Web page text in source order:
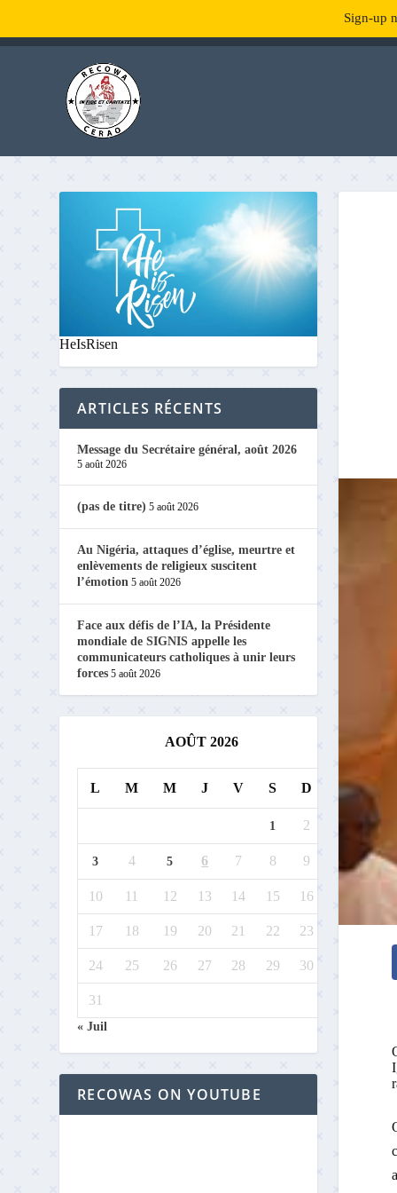
HeIsRisen
ARTICLES RÉCENTS
Message du Secrétaire général, août 2026
5 août 2026
(pas de titre) 5 août 2026
Au Nigéria, attaques d’église, meurtre et
enlèvements de religieux suscitent
l’émotion 5 août 2026
Face aux défis de l’IA, la Présidente
mondiale de SIGNIS appelle les
communicateurs catholiques à unir leurs
forces 5 août 2026
AOÛT 2026
L M M J V S D
1 2
3 4 5 6 7 8 9
10 11 12 13 14 15 16
17 18 19 20 21 22 23
24 25 26 27 28 29 30
31
« Juil
RECOWAS ON YOUTUBE
Sign-up